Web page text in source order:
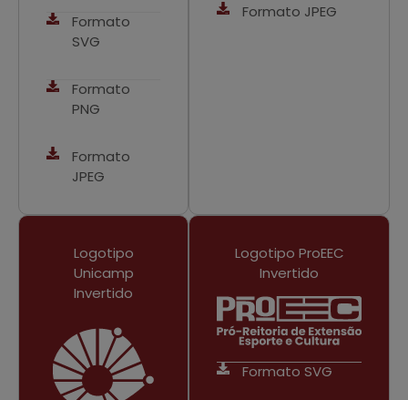
Formato
SVG
Formato
PNG
Formato
JPEG
Formato JPEG
Logotipo
Unicamp
Invertido
Logotipo ProEEC
Invertido
Formato SVG